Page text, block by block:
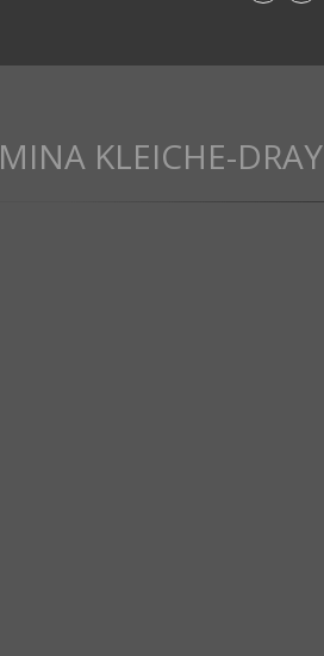
MINA KLEICHE-DRAY